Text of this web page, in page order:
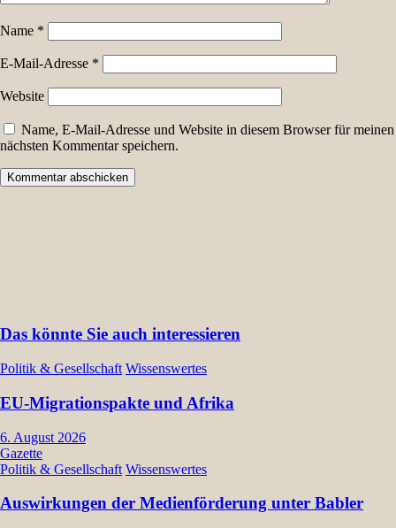
Name *
E-Mail-Adresse *
Website
Name, E-Mail-Adresse und Website in diesem Browser für meinen
nächsten Kommentar speichern.
Das könnte Sie auch interessieren
Politik & Gesellschaft Wissenswertes
EU-Migrationspakte und Afrika
6. August 2026
Gazette
Politik & Gesellschaft Wissenswertes
Auswirkungen der Medienförderung unter Babler